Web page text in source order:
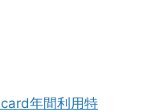
年間利用特